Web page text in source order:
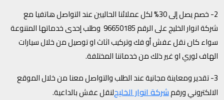
2- خصم يصل إلى 30% لكل عملائنا الحاليين عند التواصل هاتفيا مع
شركة انوار الخليج على الرقم 96650185 وطلب إحدى خدماتها المتنوعة
سواء كان نقل عفش أو فك وتركيب اثاث او توصيل من خلال سيارات
الهاف لوري او غير ذلك من خدماتنا المختلفة.
3- تقدير ومعاينة مجانية عند الطلب والتواصل معنا من خلال الموقع
الالكتروني ورقمشركة انوار الخليجلنقل عفش بالداعية.